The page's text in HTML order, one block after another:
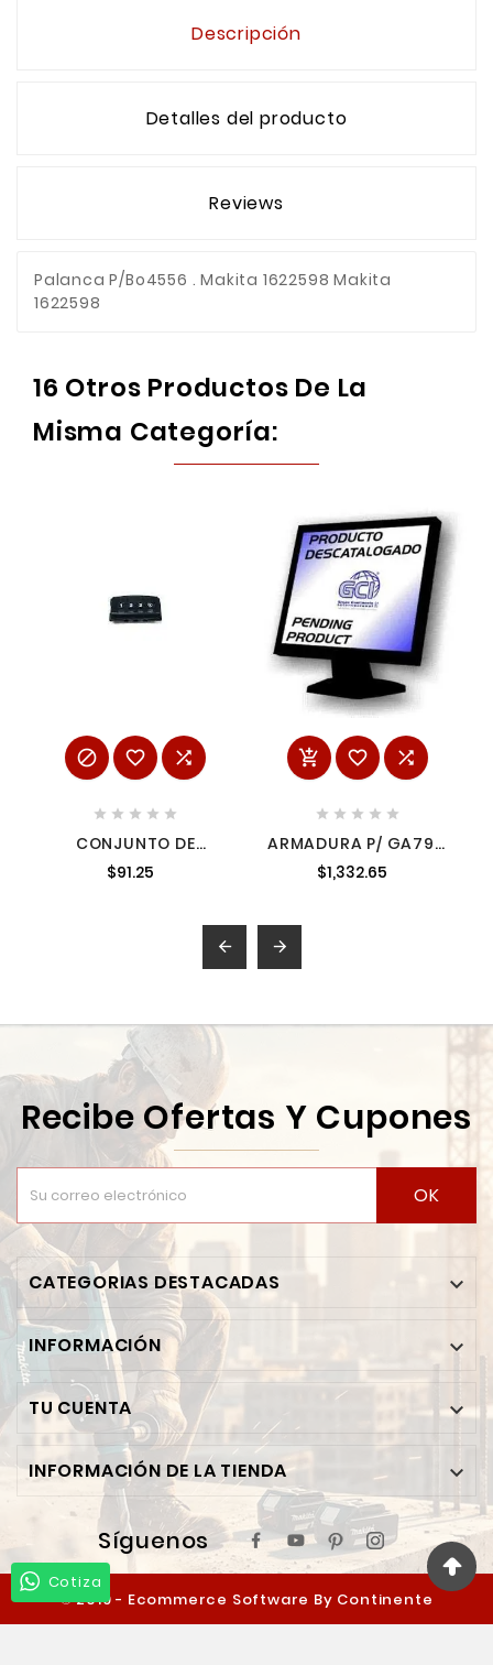
Descripción
Detalles del producto
Reviews
Palanca P/Bo4556 . Makita 1622598 Makita
1622598
16 Otros Productos De La
Misma Categoría:
  
    
CONJUNTO DE
INTERRUPTOR DE
VELOCIDAD
$91.25
  
    
ARMADURA P/ GA7911
5184233 5184233
$1,332.65
 
Recibe Ofertas Y Cupones
OK
CATEGORIAS DESTACADAS 
INFORMACIÓN 
TU CUENTA 
INFORMACIÓN DE LA TIENDA 
Síguenos
© 2019 - Ecommerce Software By Continente
Ferretero™
Cotiza